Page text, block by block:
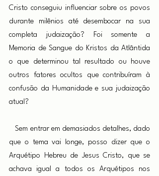
Cristo conseguiu influenciar sobre os povos
durante milênios até desembocar na sua
completa judaização? Foi somente a
Memoria de Sangue do Kristos da Atlântida
o que determinou tal resultado ou houve
outros fatores ocultos que contribuíram à
confusão da Humanidade e sua judaização
atual?
Sem entrar em demasiados detalhes, dado
que o tema vai longe, posso dizer que o
Arquétipo Hebreu de Jesus Cristo, que se
achava igual a todos os Arquétipos nos